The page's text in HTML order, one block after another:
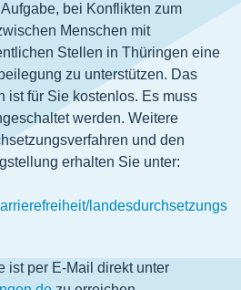
bei Konflikten zum
Menschen mit
Stellen in Thüringen eine
zu unterstützen. Das
ist für Sie kostenlos. Es muss
werden. Weitere
und den
erhalten Sie unter:
landesdurchsetzungs
ist per E-Mail direkt unter